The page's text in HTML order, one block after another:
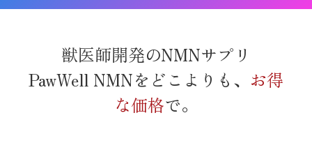
獣医師開発のNMNサプリ
PawWell NMNをどこよりも、 お得
な価格で。